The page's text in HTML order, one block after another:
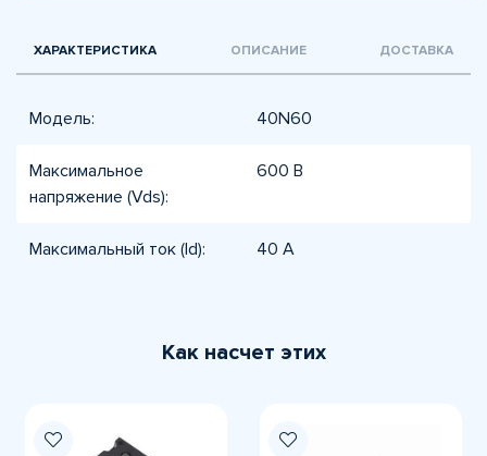
ХАРАКТЕРИСТИКА ОПИСАНИЕ ДОСТАВКА
Модель: 40N60
Максимальное
напряжение (Vds):
600 В
Максимальный ток (Id): 40 А
Как насчет этих